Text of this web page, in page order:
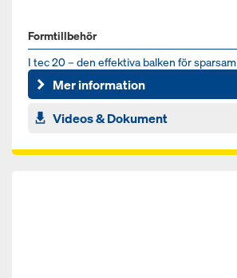
Formtillbehör
I tec 20 – den effektiva balken för sparsam
materialanvändning
Mer information
Videos & Dokument